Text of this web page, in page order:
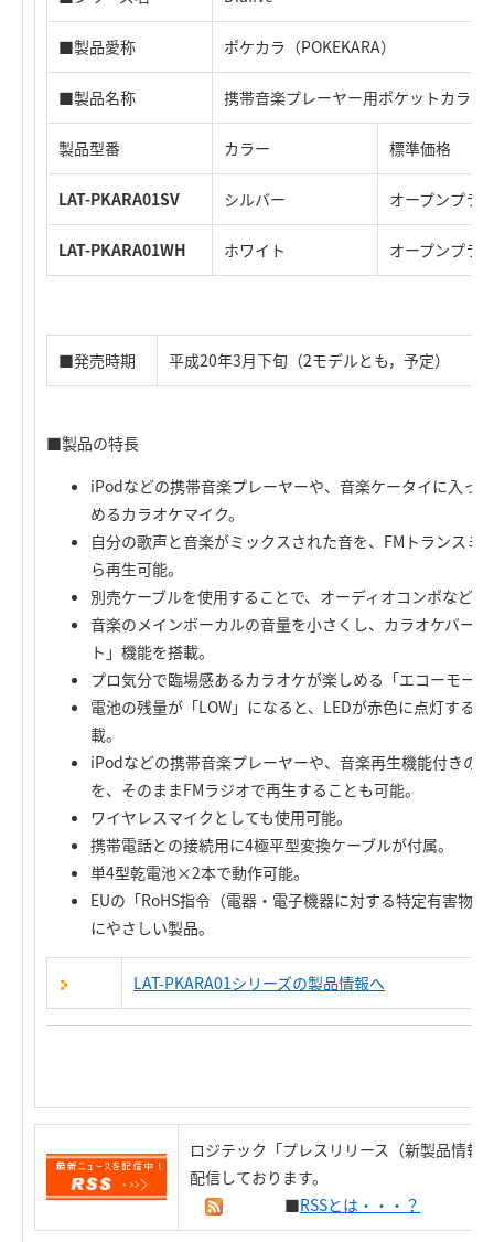
■製品愛称 ポケカラ（POKEKARA）
■製品名称 携帯音楽プレーヤー用ポケットカラオ
製品型番 カラー 標準価格
LAT-PKARA01SV シルバー オープンプラ
LAT-PKARA01WH ホワイト オープンプラ
■発売時期 平成20年3月下旬（2モデルとも，予定）
■製品の特長
iPodなどの携帯音楽プレーヤーや、音楽ケータイに入っ
めるカラオケマイク。
自分の歌声と音楽がミックスされた音を、FMトランスミ
ら再生可能。
別売ケーブルを使用することで、オーディオコンポなど
音楽のメインボーカルの音量を小さくし、カラオケバー
ト」機能を搭載。
プロ気分で臨場感あるカラオケが楽しめる「エコーモー
電池の残量が「LOW」になると、LEDが赤色に点灯する
載。
iPodなどの携帯音楽プレーヤーや、音楽再生機能付きの
を、そのままFMラジオで再生することも可能。
ワイヤレスマイクとしても使用可能。
携帯電話との接続用に4極平型変換ケーブルが付属。
単4型乾電池×2本で動作可能。
EUの「RoHS指令（電器・電子機器に対する特定有害物
にやさしい製品。
LAT-PKARA01シリーズの製品情報へ
ロジテック「プレスリリース（新製品情報
配信しております。
■RSSとは・・・？